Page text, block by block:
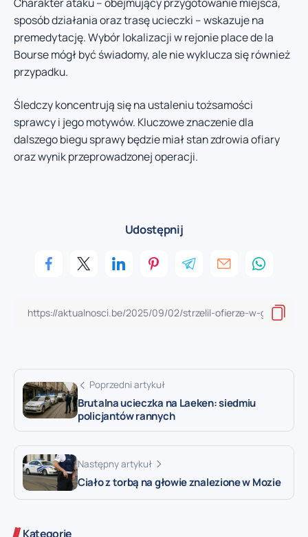
sposób działania oraz trasę ucieczki – wskazuje na
premedytację. Wybór lokalizacji w rejonie place de la
Bourse mógł być świadomy, ale nie wyklucza się również
przypadku.
Śledczy koncentrują się na ustaleniu tożsamości
sprawcy i jego motywów. Kluczowe znaczenie dla
dalszego biegu sprawy będzie miał stan zdrowia ofiary
oraz wynik przeprowadzonej operacji.
Udostępnij
Poprzedni artykuł
Brutalna ucieczka na Laeken: siedmiu
policjantów rannych
Następny artykuł
Ciało z torbą na głowie znalezione w Mozie
Kategorie